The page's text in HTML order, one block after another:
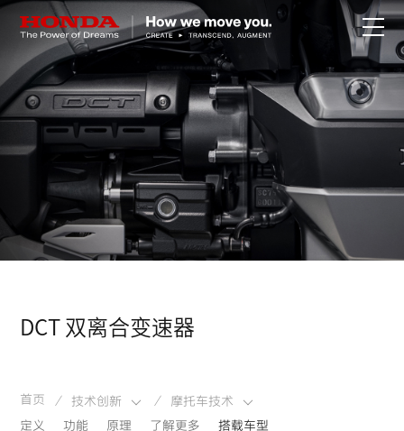
关于Honda
Honda纯电
全领域产品
技术创新
DCT 双离合变速器
首页 / 技术创新 /
摩托车技术
定义
功能 原理 了解更多 搭载车型